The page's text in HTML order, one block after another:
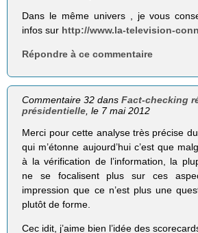
Dans le même univers , je vous
infos sur http://www.la-television-
Répondre à ce commentaire
Commentaire 32 dansFact-checking
présidentielle , le 7 mai 2012
Merci pour cette analyse très précise
qui m’étonne aujourd’hui c’est que
à la vérification de l’information, la
ne se focalisent plus sur ces
impression que ce n’est plus une
plutôt de forme.
Cec idit, j’aime bien l’idée des